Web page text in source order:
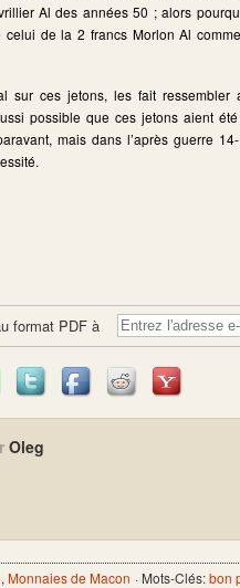
Al des années 50 ; alors
celui de la 2 francs Morlon Al
sur ces jetons, les fait
possible que ces jetons aient
mais dans l’après guerre
format PDF à
Oleg
,Monnaies de Macon · Mots-Clés:bon